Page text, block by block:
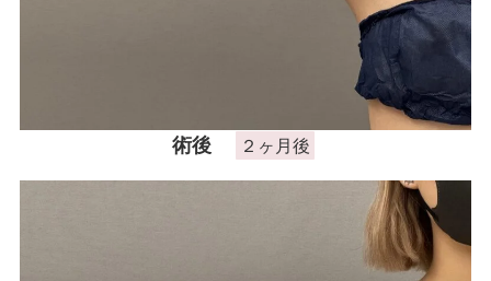
豊胸後のマンモグラフィは可能？検査を受け
シリコン豊胸後にMRI検査は受けられる？破損
や異常を早期発見するための知識
シリコンのメーカー保証をチェック！バッグ
の破損時に受けられるサポート
術後 ２ヶ月後